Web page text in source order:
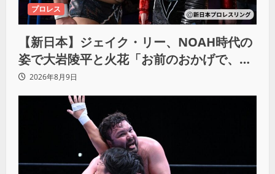
プロレス
【新日本】ジェイク・リー、NOAH時代の
姿で大岩陵平と火花「お前のおかげで、忘
れてたもの思い出したわ」
2026年8月9日